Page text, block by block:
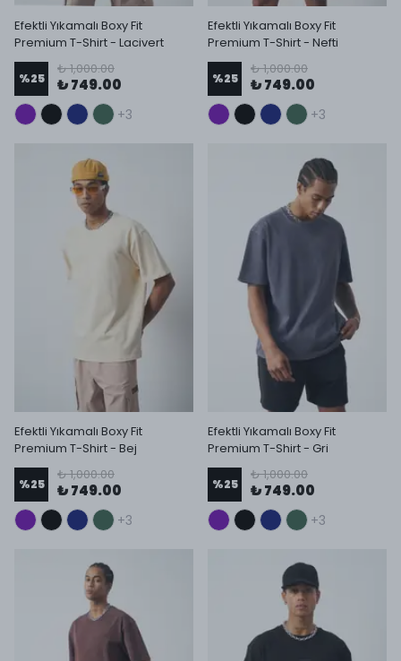
Efektli Yıkamalı Boxy Fit
Premium T-Shirt - Lacivert
%25
₺ 1,000.00
₺ 749.00
+3
Efektli Yıkamalı Boxy Fit
Premium T-Shirt - Nefti
%25
₺ 1,000.00
₺ 749.00
+3
Efektli Yıkamalı Boxy Fit
Premium T-Shirt - Bej
%25
₺ 1,000.00
₺ 749.00
+3
Efektli Yıkamalı Boxy Fit
Premium T-Shirt - Gri
%25
₺ 1,000.00
₺ 749.00
+3